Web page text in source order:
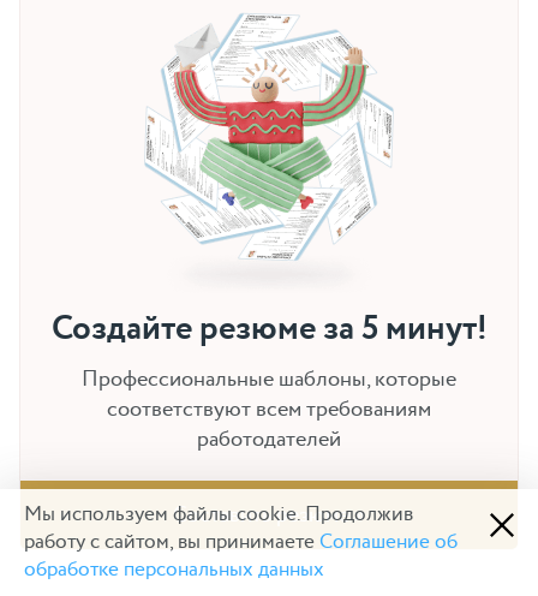
Создайте резюме за 5 минут!
Профессиональные шаблоны, которые
соответствуют всем требованиям
работодателей
Составить резюме »
Мы используем файлы cookie. Продолжив
работу с сайтом, вы принимаетеСоглашение об
обработке персональных данных